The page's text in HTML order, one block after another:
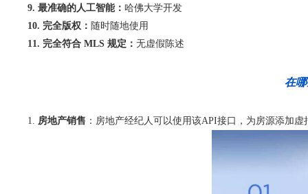
9. 最准确的人工智能： 哈佛大学开发
10. 完全版权： 随时随地使用
11. 完全符合 MLS 规定： 无虚假陈述
在
房地产销售 ：房地产经纪人可以使用该API接口，为房源添加